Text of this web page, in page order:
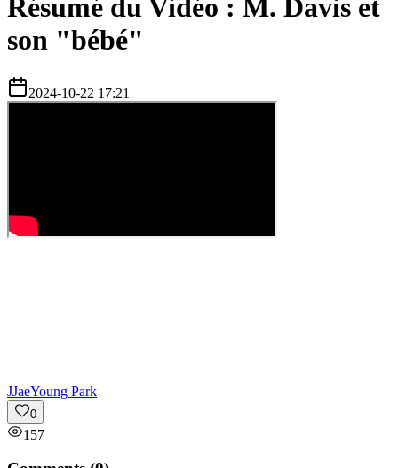
Résumé du Vidéo : M. Davis et
son "bébé"
2024-10-22 17:21
JJaeYoung Park
0
157